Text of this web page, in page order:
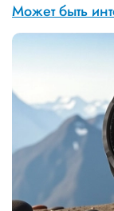
Может быть